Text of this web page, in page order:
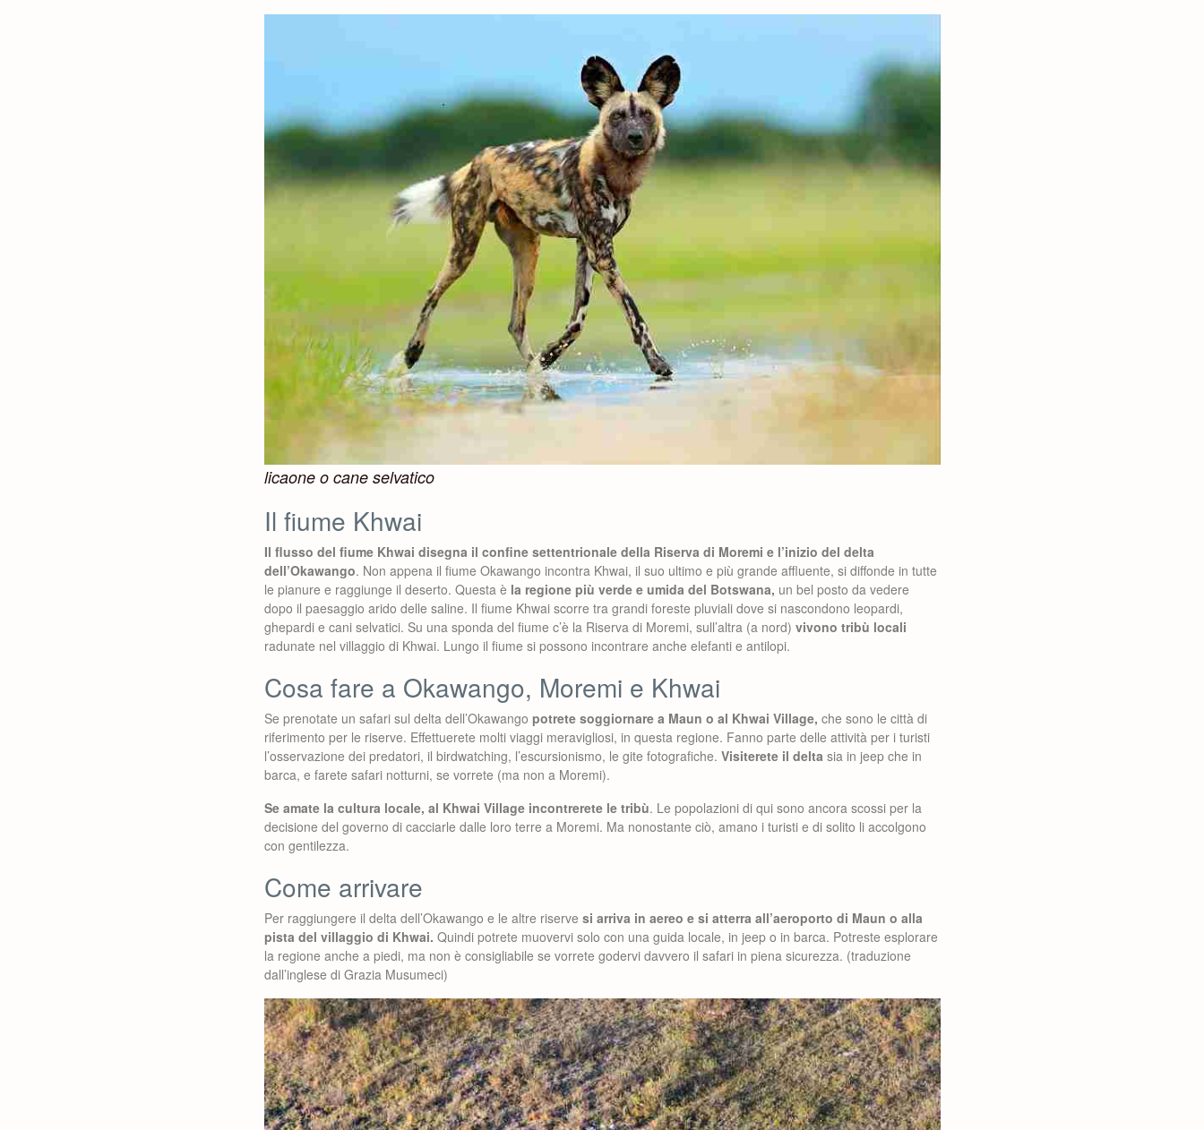
licaone o cane selvatico
Il fiume Khwai
Il flusso del fiume Khwai disegna il confine settentrionale della Riserva di Moremi e l’inizio del delta
dell’Okawango. Non appena il fiume Okawango incontra Khwai, il suo ultimo e più grande affluente, si diffonde in tutte
le pianure e raggiunge il deserto. Questa è la regione più verde e umida del Botswana, un bel posto da vedere
dopo il paesaggio arido delle saline. Il fiume Khwai scorre tra grandi foreste pluviali dove si nascondono leopardi,
ghepardi e cani selvatici. Su una sponda del fiume c’è la Riserva di Moremi, sull’altra (a nord) vivono tribù locali
radunate nel villaggio di Khwai. Lungo il fiume si possono incontrare anche elefanti e antilopi.
Cosa fare a Okawango, Moremi e Khwai
Se prenotate un safari sul delta dell’Okawango potrete soggiornare a Maun o al Khwai Village, che sono le città di
riferimento per le riserve. Effettuerete molti viaggi meravigliosi, in questa regione. Fanno parte delle attività per i turisti
l’osservazione dei predatori, il birdwatching, l’escursionismo, le gite fotografiche. Visiterete il delta sia in jeep che in
barca, e farete safari notturni, se vorrete (ma non a Moremi).
Se amate la cultura locale, al Khwai Village incontrerete le tribù. Le popolazioni di qui sono ancora scossi per la
decisione del governo di cacciarle dalle loro terre a Moremi. Ma nonostante ciò, amano i turisti e di solito li accolgono
con gentilezza.
Come arrivare
Per raggiungere il delta dell’Okawango e le altre riserve si arriva in aereo e si atterra all’aeroporto di Maun o alla
pista del villaggio di Khwai. Quindi potrete muovervi solo con una guida locale, in jeep o in barca. Potreste esplorare
la regione anche a piedi, ma non è consigliabile se vorrete godervi davvero il safari in piena sicurezza. (traduzione
dall’inglese di Grazia Musumeci)